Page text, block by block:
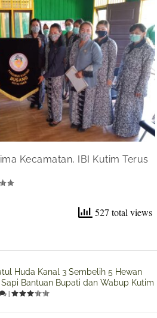
Kecamatan, IBI Kutim Terus
527 total views
Huda Kanal 3 Sembelih 5 Hewan
Sapi Bantuan Bupati dan Wabup Kutim
|